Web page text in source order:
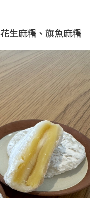
生麻糬、旗魚麻糬